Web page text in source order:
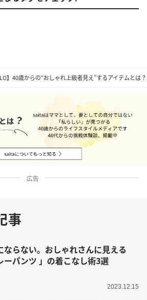
】40歳からの“おしゃれ上級者見え”するアイテムとは？
広告
事
ならない。おしゃれさんに見える
ーパンツ 」の着こなし術3選
2023.12.15